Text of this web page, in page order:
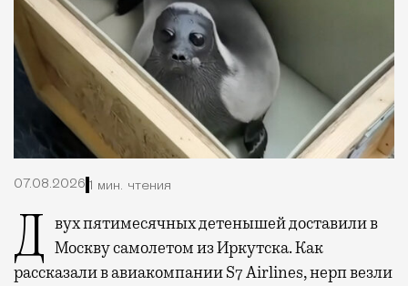
07.08.2026 1 мин. чтения
Двух пятимесячных детенышей доставили в Москву самолетом из Иркутска. Как
рассказали в авиакомпании S7 Airlines, нерп везли